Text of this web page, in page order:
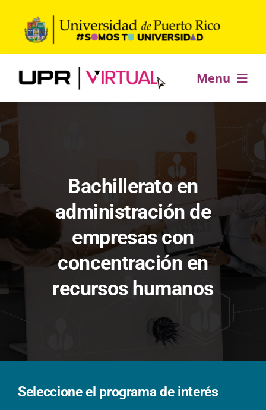
contenido
Menu
Inicio
Ofrecimientos académicos
Estudia +
Solicita información
Bachillerato en
administración de
empresas con
concentración en
recursos humanos
Seleccione el programa de interés